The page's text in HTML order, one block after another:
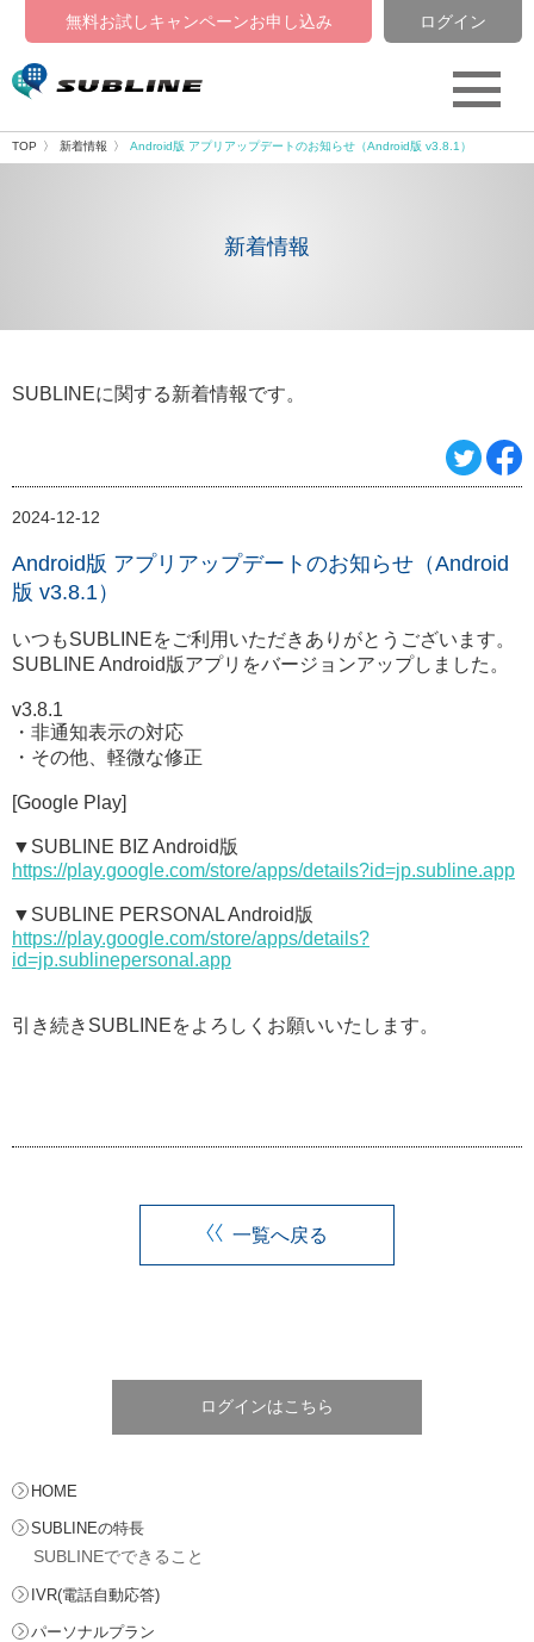
無料お試しキャンペーンお申し込み ログイン
TOP 新着情報 Android版 アプリアップデートのお知らせ（Android版 v3.8.1）
新着情報
SUBLINEに関する新着情報です。
2024-12-12
Android版 アプリアップデートのお知らせ（Android
版 v3.8.1）
いつもSUBLINEをご利用いただきありがとうございます。
SUBLINE Android版アプリをバージョンアップしました。
v3.8.1
・非通知表示の対応
・その他、軽微な修正
[Google Play]
▼SUBLINE BIZ Android版
https://play.google.com/store/apps/details?id=jp.subline.app
▼SUBLINE PERSONAL Android版
https://play.google.com/store/apps/details?
id=jp.sublinepersonal.app
引き続きSUBLINEをよろしくお願いいたします。
一覧へ戻る
ログインはこちら
HOME
SUBLINEの特長
SUBLINEでできること
IVR(電話自動応答)
パーソナルプラン